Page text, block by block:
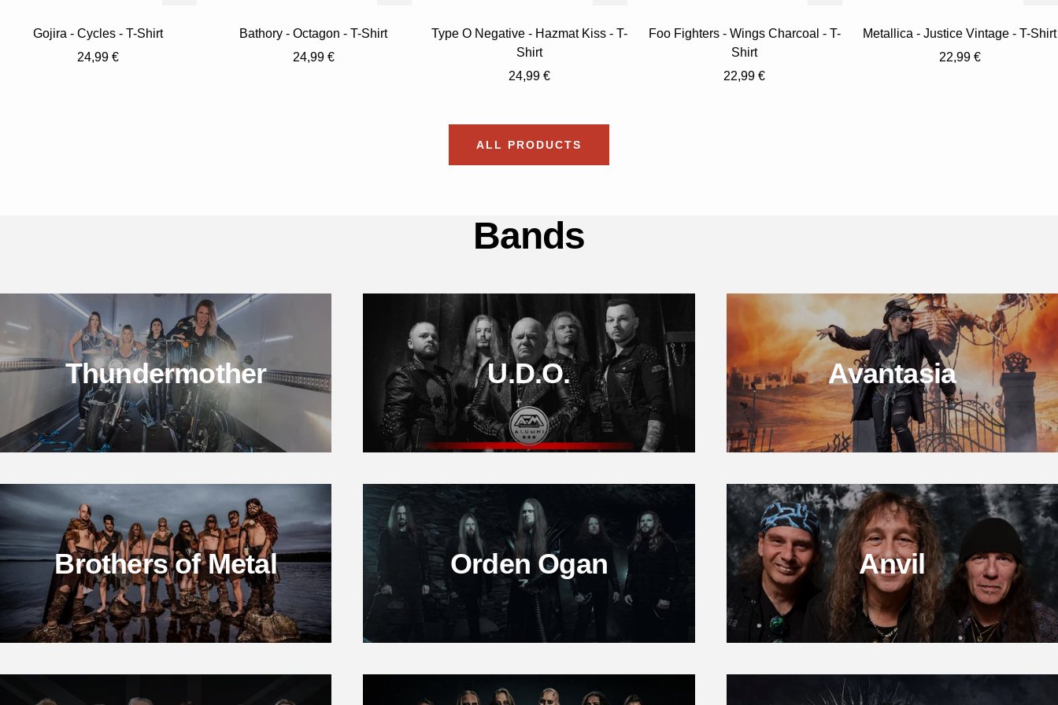
Gojira - Cycles - T-Shirt
Angebotspreis
24,99 €
Bathory - Octagon - T-Shirt
Angebotspreis
24,99 €
Type O Negative - Hazmat Kiss - T-
Shirt
Angebotspreis
24,99 €
Foo Fighters - Wings Charcoal - T-
Shirt
Angebotspreis
22,99 €
Metallica - Justice Vintage - T-Shirt
Angebotspreis
22,99 €
ALL PRODUCTS
Bands
Thundermother U.D.O. Avantasia
Brothers of Metal Orden Ogan Anvil